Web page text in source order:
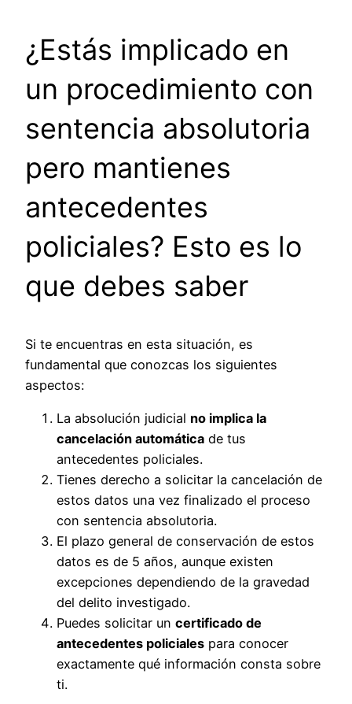
¿Estás implicado en
un procedimiento con
sentencia absolutoria
pero mantienes
antecedentes
policiales? Esto es lo
que debes saber
Si te encuentras en esta situación, es
fundamental que conozcas los siguientes
aspectos:
La absolución judicial no implica la
cancelación automática de tus
antecedentes policiales.
Tienes derecho a solicitar la cancelación de
estos datos una vez finalizado el proceso
con sentencia absolutoria.
El plazo general de conservación de estos
datos es de 5 años, aunque existen
excepciones dependiendo de la gravedad
del delito investigado.
Puedes solicitar un certificado de
antecedentes policiales para conocer
exactamente qué información consta sobre
ti.